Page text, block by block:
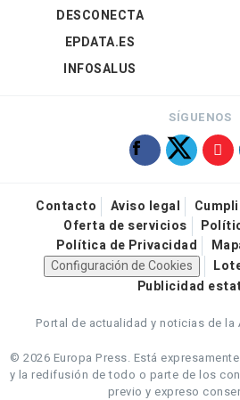
DESCONECTA
EPDATA.ES
INFOSALUS
SÍGUENOS
Contacto Aviso legal
Oferta de servicios
Política de Privacidad
Configuración de Cookies
Publicidad
Portal de actualidad y noticias de la
© 2026 Europa Press. Está
y la redifusión de todo o parte de los
previo y expreso